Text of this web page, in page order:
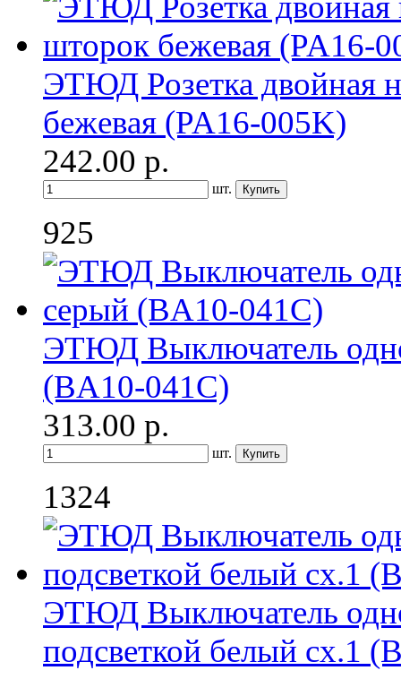
ЭТЮД Розетка двойная
бежевая (PA16-005K)
242.00 р.
шт.
925
ЭТЮД Выключатель
(BA10-041C)
313.00 р.
шт.
1324
ЭТЮД Выключатель
подсветкой белый сх.1